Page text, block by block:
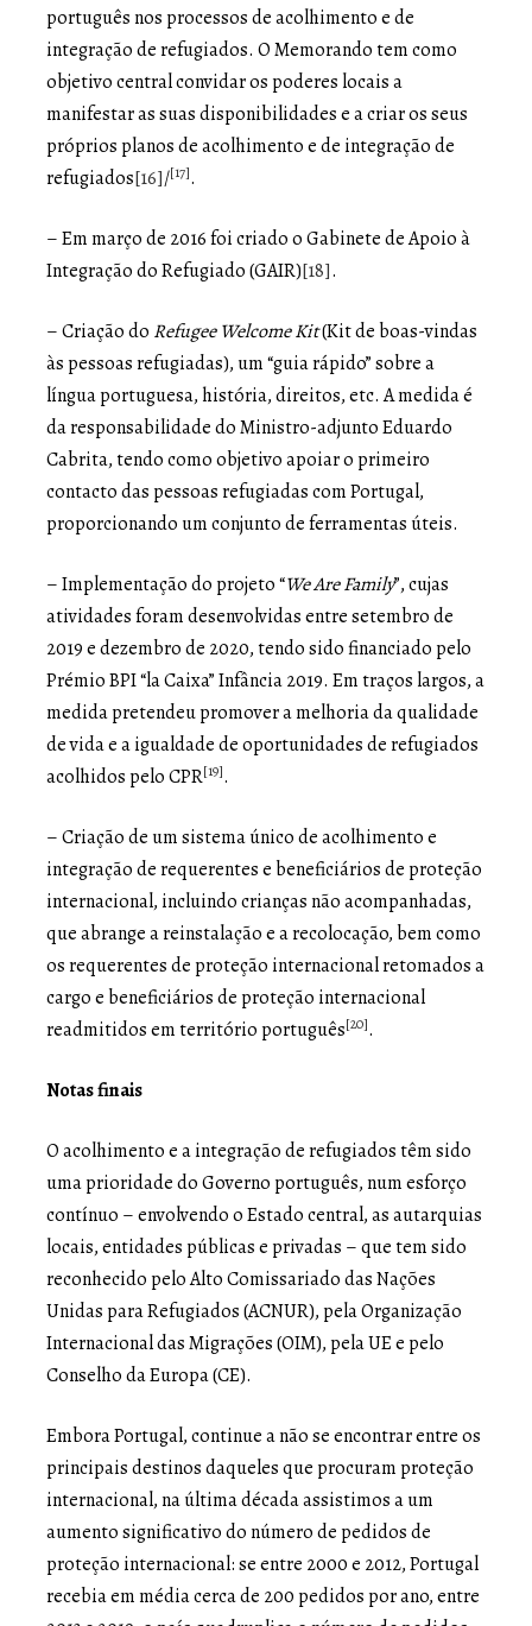
português nos processos de acolhimento e de
integração de refugiados. O Memorando tem como
objetivo central convidar os poderes locais a
manifestar as suas disponibilidades e a criar os seus
próprios planos de acolhimento e de integração de
refugiados[16]/[17].
– Em março de 2016 foi criado o Gabinete de Apoio à
Integração do Refugiado (GAIR)[18].
– Criação do Refugee Welcome Kit(Kit de boas-vindas
às pessoas refugiadas), um “guia rápido” sobre a
língua portuguesa, história, direitos, etc. A medida é
da responsabilidade do Ministro-adjunto Eduardo
Cabrita, tendo como objetivo apoiar o primeiro
contacto das pessoas refugiadas com Portugal,
proporcionando um conjunto de ferramentas úteis.
– Implementação do projeto “We Are Family”, cujas
atividades foram desenvolvidas entre setembro de
2019 e dezembro de 2020, tendo sido financiado pelo
Prémio BPI “la Caixa” Infância 2019. Em traços largos, a
medida pretendeu promover a melhoria da qualidade
de vida e a igualdade de oportunidades de refugiados
acolhidos pelo CPR[19].
– Criação de um sistema único de acolhimento e
integração de requerentes e beneficiários de proteção
internacional, incluindo crianças não acompanhadas,
que abrange a reinstalação e a recolocação, bem como
os requerentes de proteção internacional retomados a
cargo e beneficiários de proteção internacional
readmitidos em território português[20].
Notas finais
O acolhimento e a integração de refugiados têm sido
uma prioridade do Governo português, num esforço
contínuo – envolvendo o Estado central, as autarquias
locais, entidades públicas e privadas – que tem sido
reconhecido pelo Alto Comissariado das Nações
Unidas para Refugiados (ACNUR), pela Organização
Internacional das Migrações (OIM), pela UE e pelo
Conselho da Europa (CE).
Embora Portugal, continue a não se encontrar entre os
principais destinos daqueles que procuram proteção
internacional, na última década assistimos a um
aumento significativo do número de pedidos de
proteção internacional: se entre 2000 e 2012, Portugal
recebia em média cerca de 200 pedidos por ano, entre